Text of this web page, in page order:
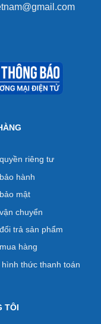
riêng tư
hành
mật
chuyển
trả sản phẩm
hàng
thức thanh toán
TÔI